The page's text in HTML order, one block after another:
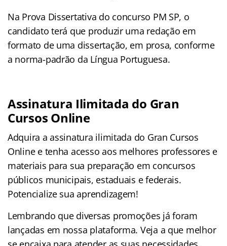
Na Prova Dissertativa do concurso PM SP, o
candidato terá que produzir uma redação em
formato de uma dissertação, em prosa, conforme
a norma-padrão da Língua Portuguesa.
Assinatura Ilimitada do Gran
Cursos Online
Adquira a assinatura ilimitada do Gran Cursos
Online e tenha acesso aos melhores professores e
materiais para sua preparação em concursos
públicos municipais, estaduais e federais.
Potencialize sua aprendizagem!
Lembrando que diversas promoções já foram
lançadas em nossa plataforma. Veja a que melhor